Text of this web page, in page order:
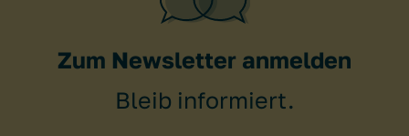
Zum Newsletter anmelden
Bleib informiert.